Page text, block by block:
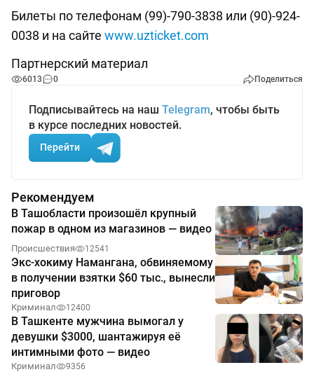
Билеты по телефонам (99)-790-3838 или (90)-924-
0038 и на сайте www.uzticket.com
Партнерский материал
6013 0 Поделиться
Подписывайтесь на наш Telegram, чтобы быть
в курсе последних новостей.
Перейти
Рекомендуем
В Ташобласти произошёл крупный
пожар в одном из магазинов — видео
Происшествия 12541
Экс-хокиму Намангана, обвиняемому
в получении взятки $60 тыс., вынесли
приговор
Криминал 12400
В Ташкенте мужчина вымогал у
девушки $3000, шантажируя её
интимными фото — видео
Криминал 9356